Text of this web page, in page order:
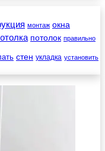
монтаж окна
потолок правильно
стен укладка установить